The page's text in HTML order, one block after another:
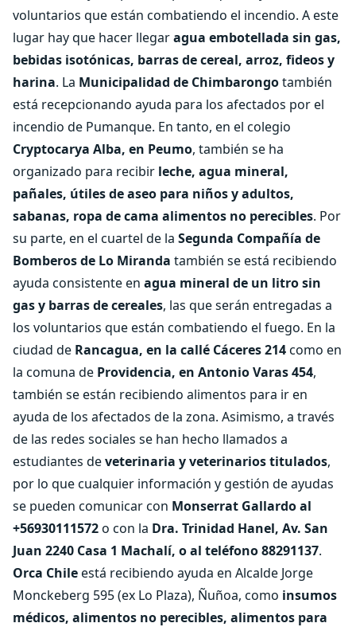
voluntarios que están combatiendo el incendio. A este
lugar hay que hacer llegaragua embotellada sin gas,
bebidas isotónicas, barras de cereal, arroz, fideos y
harina. La Municipalidad de Chimbarongotambién
está recepcionando ayuda para los afectados por el
incendio de Pumanque. En tanto, en el colegio
Cryptocarya Alba, en Peumo, también se ha
organizado para recibir leche, agua mineral,
pañales, útiles de aseo para niños y adultos,
sabanas, ropa de cama alimentos no perecibles. Por
su parte, en el cuartel de la Segunda Compañía de
Bomberos de Lo Miranda también se está recibiendo
ayuda consistente en agua mineral de un litro sin
gas y barras de cereales, las que serán entregadas a
los voluntarios que están combatiendo el fuego. En la
ciudad de Rancagua, en la callé Cáceres 214como en
la comuna de Providencia, en Antonio Varas 454,
también se están recibiendo alimentos para ir en
ayuda de los afectados de la zona. Asimismo, a través
de las redes sociales se han hecho llamados a
estudiantes deveterinaria y veterinarios titulados,
por lo que cualquier información y gestión de ayudas
se pueden comunicar con Monserrat Gallardo al
+56930111572o con la Dra. Trinidad Hanel, Av. San
Juan 2240 Casa 1 Machalí, o al teléfono 88291137.
Orca Chileestá recibiendo ayuda en Alcalde Jorge
Monckeberg 595 (ex Lo Plaza), Ñuñoa, como insumos
médicos, alimentos no perecibles, alimentos para